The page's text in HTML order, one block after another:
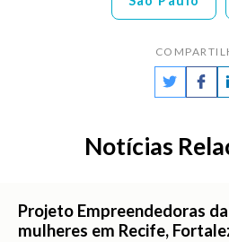
Notícias
Projeto Empreendedoras
mulheres em Recife,